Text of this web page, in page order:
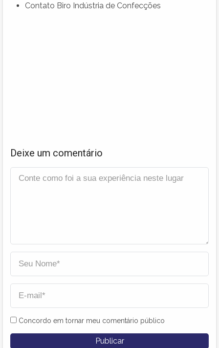
Contato Biro Indústria de Confecções
Deixe um comentário
Concordo em tornar meu comentário público